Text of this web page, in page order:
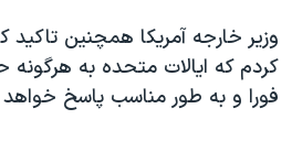
وزیر خارجه آمریکا همچنین تاکید
کردم که ایالات متحده به هرگونه
فورا و به طور مناسب پاسخ خواهد